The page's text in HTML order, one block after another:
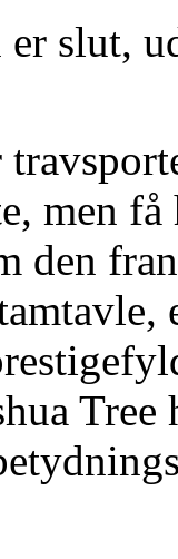
er slut,
men
den